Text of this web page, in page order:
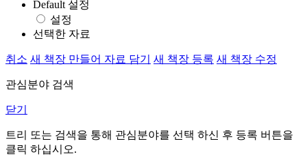
Default 설정
설정
선택한 자료
취소 새 책장 만들어 자료 담기 새 책장 등록 새 책장 수정
관심분야 검색
닫기
트리 또는 검색을 통해 관심분야를 선택 하신 후 등록 버튼을
클릭 하십시오.